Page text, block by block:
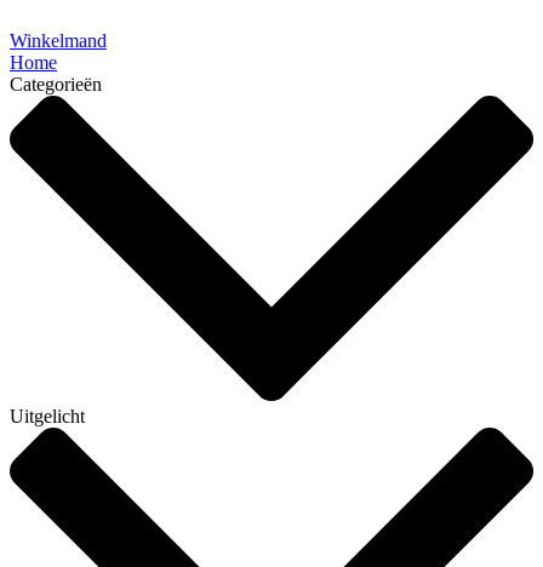
Winkelmand
Home
Categorieën
Uitgelicht